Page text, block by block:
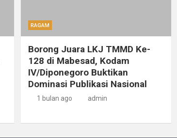
RAGAM
Borong Juara LKJ TMMD Ke-
128 di Mabesad, Kodam
IV/Diponegoro Buktikan
Dominasi Publikasi Nasional
1 bulan ago admin